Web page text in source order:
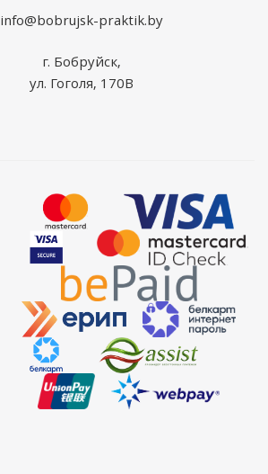
info@bobrujsk-praktik.by
г. Бобруйск,
ул. Гоголя, 170В